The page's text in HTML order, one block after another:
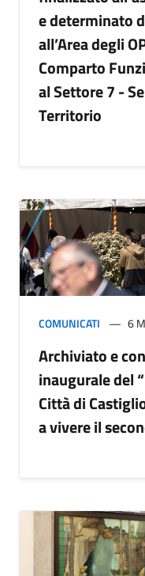
e determinato
all’Area degli
Comparto
al Settore 7 -
Territorio
COMUNICATI 6
Archiviato e
inaugurale del
Città di
a vivere il